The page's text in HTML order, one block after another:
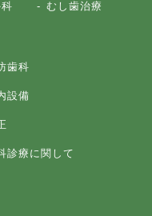
むし歯治療
歯科
設備
診療に関して